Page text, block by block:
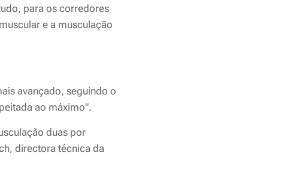
para os corredores
e a musculação
avançado, seguindo o
ao máximo".
duas por
directora técnica da